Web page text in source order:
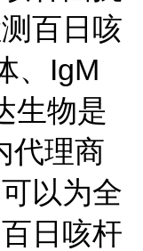
百日咳
、IgM
生物是
代理商
以为全
日咳杆